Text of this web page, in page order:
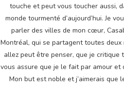
touche et peut vous toucher aussi,
monde tourmenté d’aujourd’hui. Je
parler des villes de mon cœur,
Montréal, qui se partagent toutes deux
allez peut être penser, que je critique
vous assure que je le fait par amour et
Mon but est noble et j’aimerais que